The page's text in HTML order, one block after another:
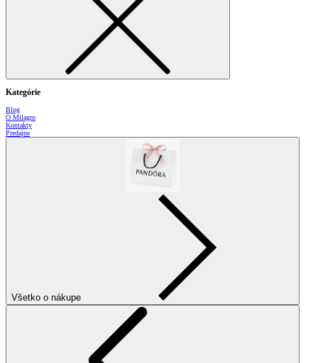
Kategórie
Blog
O Milagro
Kontakty
Predajne
Všetko o nákupe